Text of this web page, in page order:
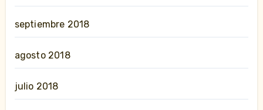
septiembre 2018
agosto 2018
julio 2018